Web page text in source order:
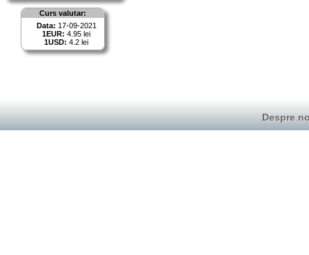
Curs valutar:
Data: 17-09-2021
1EUR: 4.95 lei
1USD: 4.2 lei
Despre